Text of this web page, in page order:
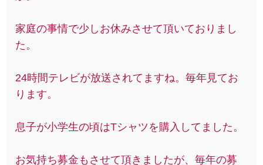
家庭の事情で少しお休みさせて頂いておりまし
た。
24時間テレビが放送されてますね。毎年見てお
ります。
息子が小学生の頃はTシャツを購入してました。
お気持ち募金もさせて頂きましたが、毎年の募